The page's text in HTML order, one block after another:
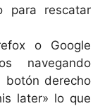
para rescatar
o Google
navegando
botón derecho
later» lo que